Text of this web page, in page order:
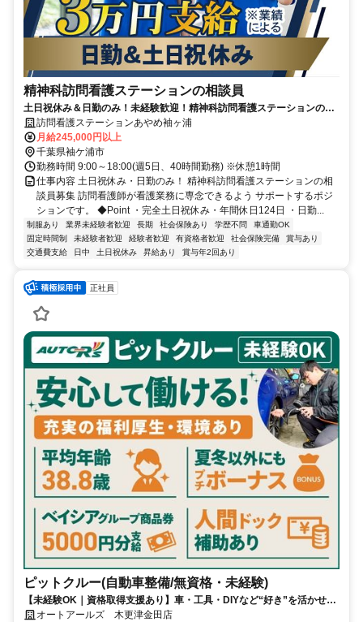
精神科訪問看護ステーションの相談員
土日祝休み＆日勤のみ！未経験歓迎！精神科訪問看護ステーションの相
談員【医療行為なし】
訪問看護ステーションあやめ袖ヶ浦
月給245,000円以上
千葉県袖ケ浦市
勤務時間 9:00～18:00(週5日、40時間勤務) ※休憩1時間
仕事内容 土日祝休み・日勤のみ！ 精神科訪問看護ステーションの相
談員募集 訪問看護師が看護業務に専念できるよう サポートするポジ
ションです。 ◆Point ・完全土日祝休み・年間休日124日 ・日勤...
制服あり 業界未経験者歓迎 長期 社会保険あり 学歴不問
車通勤OK
固定時間制
未経験者歓迎 経験者歓迎 有資格者歓迎 社会保険完備
賞与あり
交通費支給
日中 土日祝休み 昇給あり 賞与年2回あり
正社員
ピットクルー(自動車整備/無資格・未経験)
【未経験OK｜資格取得支援あり】車・工具・DIYなど“好き”を活かせ
る！《年間休日115日／残業代1分単位／月残業10h未満》
オートアールズ 木更津金田店